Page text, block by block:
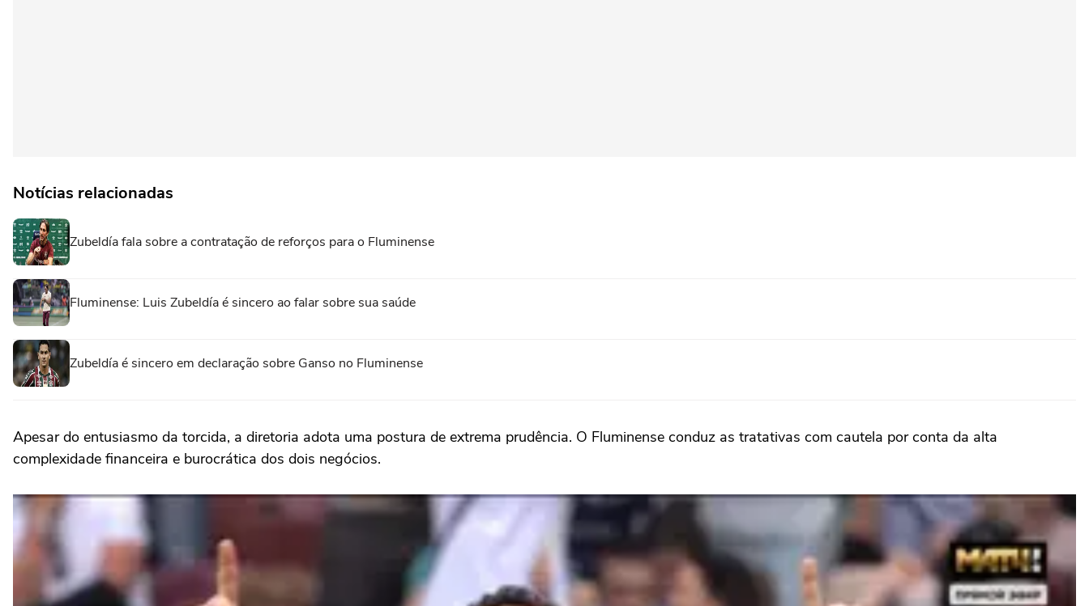
Notícias relacionadas
Zubeldía fala sobre a contratação de reforços para o Fluminense
Fluminense: Luis Zubeldía é sincero ao falar sobre sua saúde
Zubeldía é sincero em declaração sobre Ganso no Fluminense
Apesar do entusiasmo da torcida, a diretoria adota uma postura de extrema prudência. O Fluminense conduz as tratativas com cautela por conta da alta
complexidade financeira e burocrática dos dois negócios.